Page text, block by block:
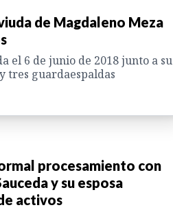
de Magdaleno Meza
el 6 de junio de 2018 junto a su
tres guardaespaldas
procesamiento con
y su esposa
activos